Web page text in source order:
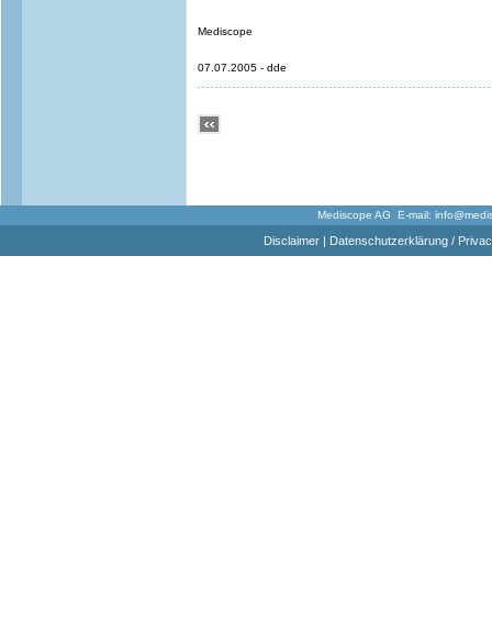
Mediscope
07.07.2005 - dde
Mediscope AG E-mail:
Disclaimer| Datenschutzerklärung /